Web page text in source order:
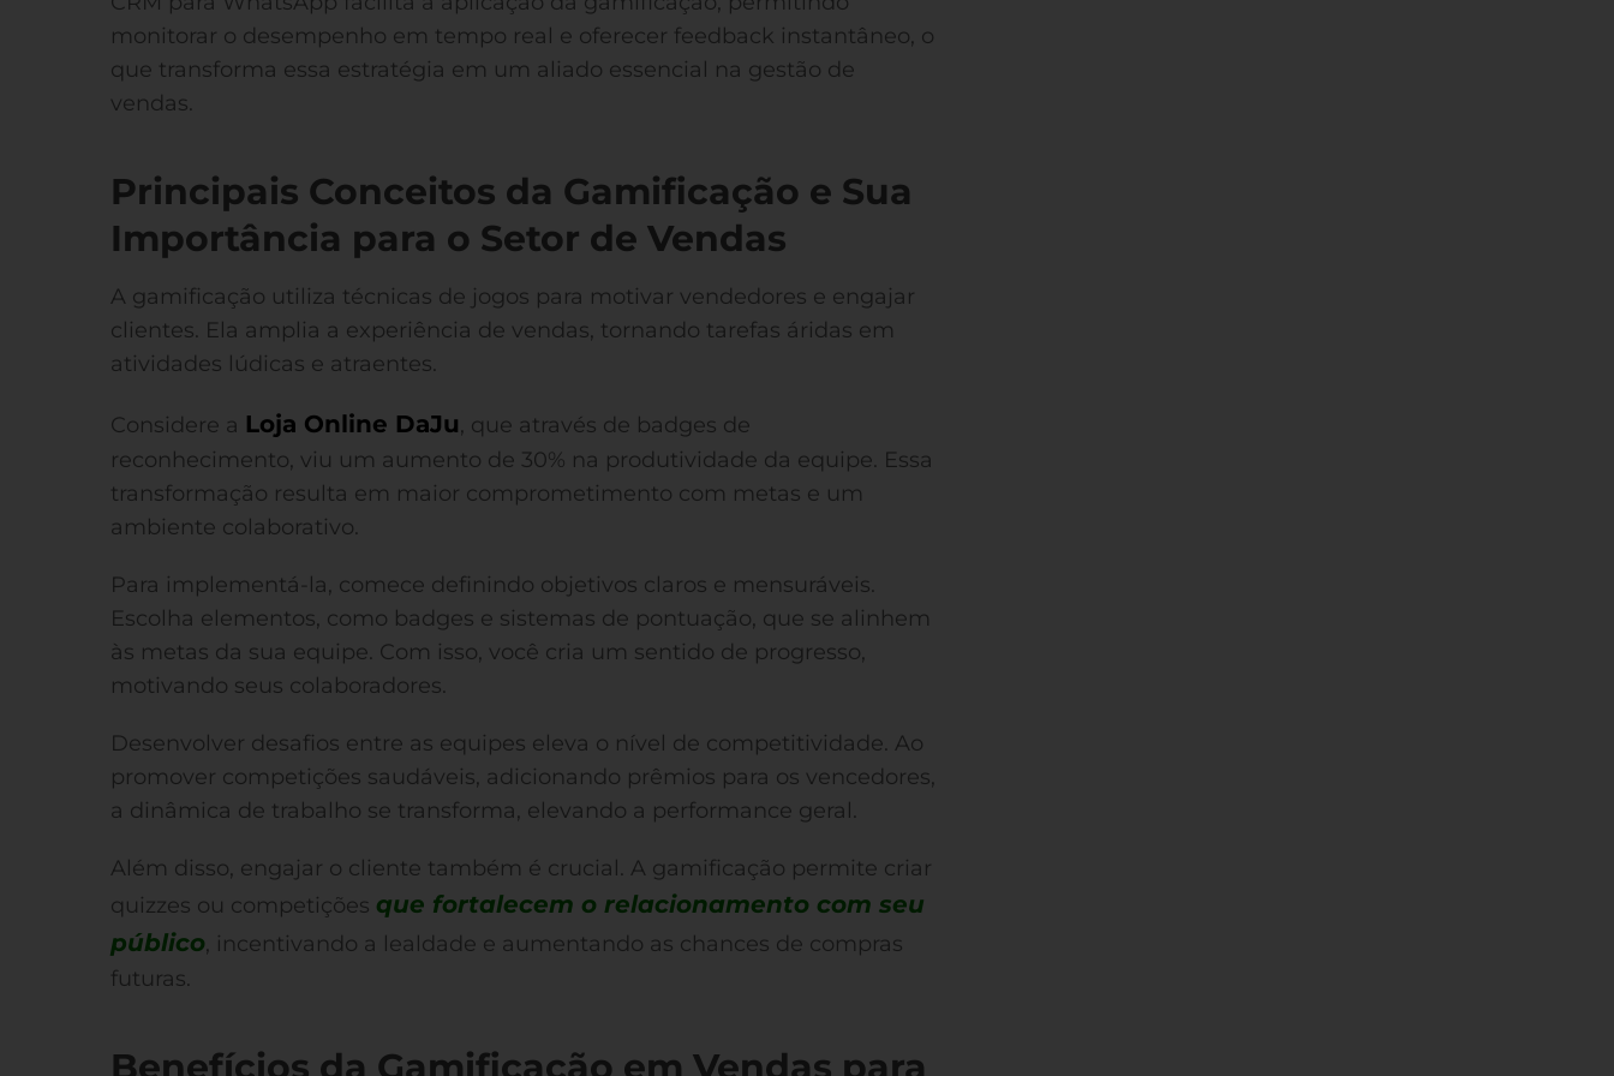
monitorar o desempenho em tempo real e oferecer feedback instantâneo, o
que transforma essa estratégia em um aliado essencial na gestão de
vendas.
Principais Conceitos da Gamificação e Sua
Importância para o Setor de Vendas
A gamificação utiliza técnicas de jogos para motivar vendedores e engajar
clientes. Ela amplia a experiência de vendas, tornando tarefas áridas em
atividades lúdicas e atraentes.
Considere a Loja Online DaJu, que através de badges de
reconhecimento, viu um aumento de 30% na produtividade da equipe. Essa
transformação resulta em maior comprometimento com metas e um
ambiente colaborativo.
Para implementá-la, comece definindo objetivos claros e mensuráveis.
Escolha elementos, como badges e sistemas de pontuação, que se alinhem
às metas da sua equipe. Com isso, você cria um sentido de progresso,
motivando seus colaboradores.
Desenvolver desafios entre as equipes eleva o nível de competitividade. Ao
promover competições saudáveis, adicionando prêmios para os vencedores,
a dinâmica de trabalho se transforma, elevando a performance geral.
Além disso, engajar o cliente também é crucial. A gamificação permite criar
quizzes ou competições que fortalecem o relacionamento com seu
público, incentivando a lealdade e aumentando as chances de compras
futuras.